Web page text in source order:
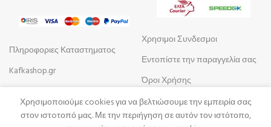
Πληροφοριες Καταστηματος
Kafkashop.gr
Χρησιμοι Συνδεσμοι
Εντοπίστε την παραγγελία σας
Όροι Χρήσης
Συχνές Ερωτήσεις
Τρόποι Αποστολής
Χρησιμοποιούμε cookies για να βελτιώσουμε την εμπειρία σας
στον ιστoτοπό μας. Με την περιήγηση σε αυτόν τον ιστότοπο,